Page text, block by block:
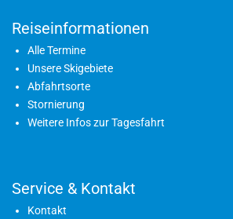
Reiseinformationen
Alle Termine
Unsere Skigebiete
Abfahrtsorte
Stornierung
Weitere Infos zur Tagesfahrt
Service & Kontakt
Kontakt